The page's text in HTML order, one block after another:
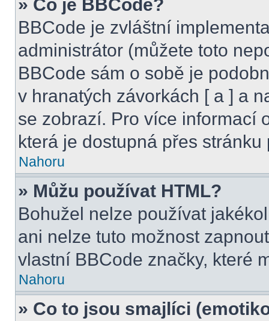
» Co je BBCode?
BBCode je zvláštní
administrátor (můžete toto
BBCode sám o sobě je
v hranatých závorkách [ a ] a
se zobrazí. Pro více informací
která je dostupná přes stránku
Nahoru
» Můžu používat HTML?
Bohužel nelze používat
ani nelze tuto možnost
vlastní BBCode značky, které
Nahoru
» Co to jsou smajlíci